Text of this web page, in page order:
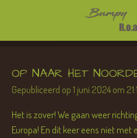
naar
hoofdinhoud
OP NAAR HET
Gepubliceerd op 1 juni 2024 om
Het is zover! We gaan weer
Europa! En dit keer eens niet met